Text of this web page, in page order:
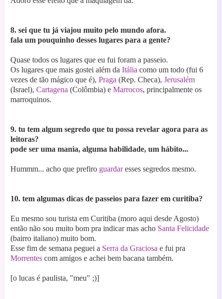
8. sei que tu já viajou muito pelo mundo afora.
fala um pouquinho desses lugares para a gente?
Quase todos os lugares que eu fui foram a passeio.
Os lugares que mais gostei além da Itália como um todo (fui 6
vezes de tão mágico que é), Praga (Rep. Checa), Jerusalém
(Israel), Cartagena (Colômbia) e Marrocos, principalmente os
marroquinos.
9. tu tem algum segredo que tu possa revelar agora para as
leitoras?
pode ser uma mania, alguma habilidade, um hábito...
Hummm... acho que prefiro guardaresses segredos mesmo.
10. tem algumas dicas de passeios para fazer em curitiba?
Eu mesmo sou turista em Curitiba (moro aqui desde Agosto)
então não sou muito bom pra indicar mas acho Santa Felicidade
(bairro italiano) muito bom.
Esse fim de semana peguei a Serra da Graciosa e fui pra
Morrentes com amigos e achei bem bacana também.
[o lucas é paulista, "meu" ;)]